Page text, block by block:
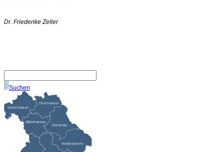
Dr. Friederike Zeller
Suchen